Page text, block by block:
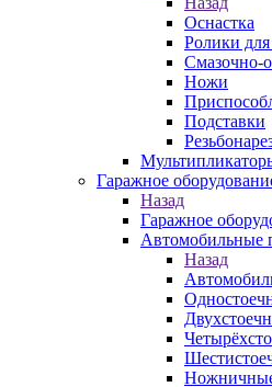
Оснастка
Ролики
Смазочно-
Ножи
Подставки
Гаражное
Назад
Гаражное
Автомобильные
Назад